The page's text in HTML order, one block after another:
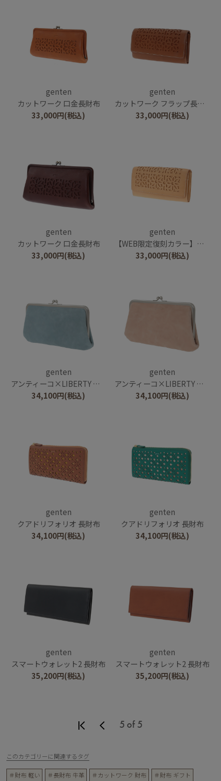
genten
カットワーク 口金長財布
33,000円(税込)
genten
カットワーク フラップ長財布
33,000円(税込)
genten
カットワーク 口金長財布
33,000円(税込)
genten
【WEB限定復刻カラー】カットワーク フラップ長財布
33,000円(税込)
genten
アンティーコ×LIBERTY 口金長財布
34,100円(税込)
genten
アンティーコ×LIBERTY 口金長財布
34,100円(税込)
genten
クアドリフォリオ 長財布
34,100円(税込)
genten
クアドリフォリオ 長財布
34,100円(税込)
genten
スマートウォレット2 長財布
35,200円(税込)
genten
スマートウォレット2 長財布
35,200円(税込)
5 of 5
このカテゴリーに関連するタグ
＃財布 軽い ＃長財布 牛革 ＃カットワーク 財布 ＃財布 ギフト